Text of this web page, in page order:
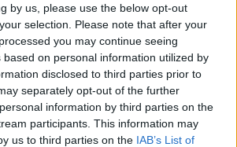
by us, please use the below opt-out
selection. Please note that after your
you may continue seeing
based on personal information utilized by
disclosed to third parties prior to
separately opt-out of the further
information by third parties on the
participants. This information may
us to third parties on the IAB’s List of
använder pomade och vissa
använda penna. Jag färgar mina
och precis efter jag gjort det
bara använda brynpenna för […]